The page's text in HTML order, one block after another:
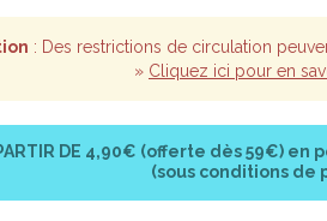
: Des restrictions de circulation
» Cliquez ici pour en
DE 4,90€ (offerte dès 59€) en
(sous conditions de